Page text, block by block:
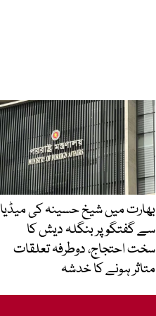
بھارت میں شیخ حسینہ کی میڈیا
سے گفتگو پر بنگلہ دیش کا
سخت احتجاج، دوطرفہ تعلقات
متاثر ہونے کا خدشہ